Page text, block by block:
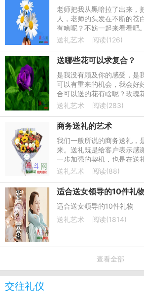
老师把我从黑暗拉了出来，
人，老师的头发在不断的苍
有啥呢？不妨一起来看看吧
切花，寓意是怀念、福禄富
送礼艺术 阅读(126)
送哪些花可以求复合？
是我没有顾及你的感受，是
可以有重来的机会，我会好
合可以送的花有啥呢？玫瑰
的玫瑰花，对方收到后会很
送礼艺术 阅读(283)
商务送礼的艺术
我们一般所说的商务送礼，
来。送礼既是给客户表示感
一步加强的契机，也是在送
户之间已有的良好关系。而
送礼艺术 阅读(88)
适合送女领导的10件礼
适合送女领导的10件礼物
送礼艺术
阅读(1814)
查看全部
交往礼仪